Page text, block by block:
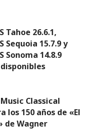
Tahoe 26.6.1,
Sequoia 15.7.9 y
Sonoma 14.8.9
Classical
los 150 años de «El
de Wagner